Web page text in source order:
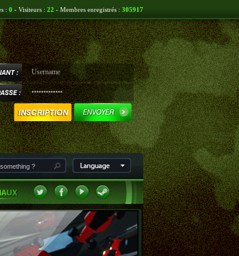
: 0 - Visiteurs : 22 - Membres enregistrés : 305917